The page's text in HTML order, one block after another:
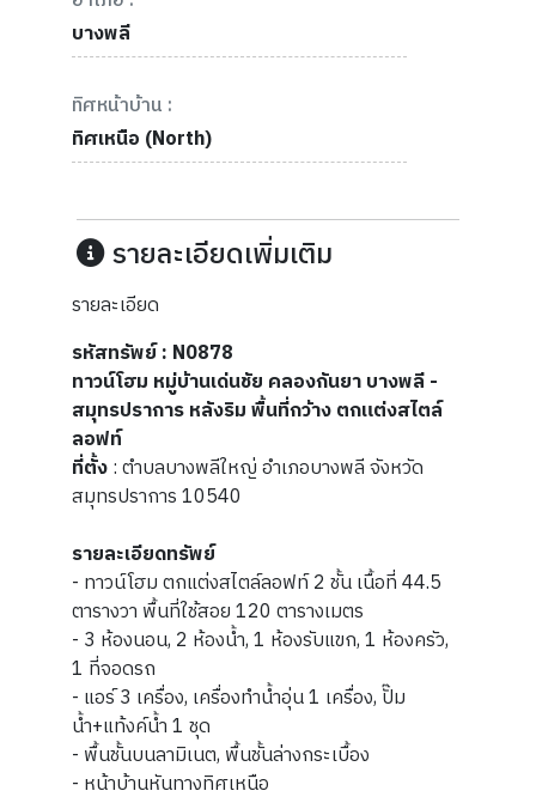
บางพลี
ทิศหน้าบ้าน :
ทิศเหนือ (North)
รายละเอียดเพิ่มเติม
รายละเอียด
รหัสทรัพย์ : N0878
ทาวน์โฮม หมู่บ้านเด่นชัย คลองกันยา บางพลี -
สมุทรปราการ หลังริม พื้นที่กว้าง ตกแต่งสไตล์
ลอฟท์
ที่ตั้ง: ตำบลบางพลีใหญ่ อำเภอบางพลี จังหวัด
สมุทรปราการ 10540
รายละเอียดทรัพย์
- ทาวน์โฮม ตกแต่งสไตล์ลอฟท์ 2 ชั้น เนื้อที่ 44.5
ตารางวา พื้นที่ใช้สอย 120 ตารางเมตร
- 3 ห้องนอน, 2 ห้องน้ำ, 1 ห้องรับแขก, 1 ห้องครัว,
1 ที่จอดรถ
- แอร์ 3 เครื่อง, เครื่องทำน้ำอุ่น 1 เครื่อง, ปั๊ม
น้ำ+แท้งค์น้ำ 1 ชุด
- พื้นชั้นบนลามิเนต, พื้นชั้นล่างกระเบื้อง
- หน้าบ้านหันทางทิศเหนือ